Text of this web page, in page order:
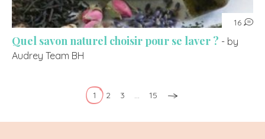
16
Quel savon naturel choisir pour se laver ? - by
Audrey Team BH
1 2 3 … 15